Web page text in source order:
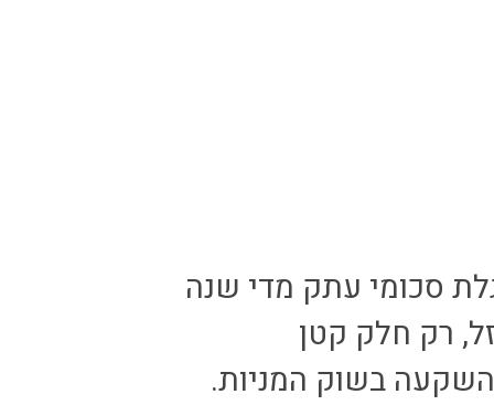
סכומי עתק מדי שנה
רק חלק קטן
בשוק המניות.